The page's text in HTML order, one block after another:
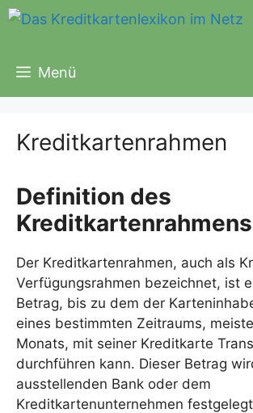
Zum
Inhalt
Menü
Kreditkartenrahmen
Definition des
Kreditkartenrahmens
Der Kreditkartenrahmen, auch als
Verfügungsrahmen bezeichnet, ist
Betrag, bis zu dem der
eines bestimmten Zeitraums,
Monats, mit seiner Kreditkarte
durchführen kann. Dieser Betrag
ausstellenden Bank oder dem
Kreditkartenunternehmen